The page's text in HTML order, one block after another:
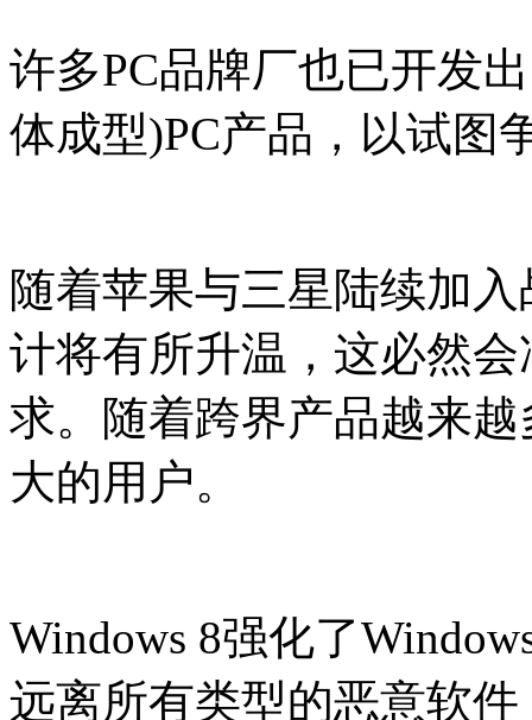
许多PC品牌厂也已开发
体成型)PC产品，以试图
随着苹果与三星陆续加
计将有所升温，这必然
求。随着跨界产品越来
大的用户。
Windows 8强化了
远离所有类型的恶意软